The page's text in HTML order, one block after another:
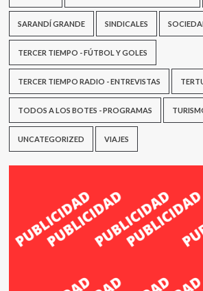
SARANDÍ GRANDE SINDICALES
TERCER TIEMPO - FÚTBOL Y GOLES
TERCER TIEMPO RADIO - ENTREVISTAS
TODOS A LOS BOTES - PROGRAMAS
UNCATEGORIZED VIAJES